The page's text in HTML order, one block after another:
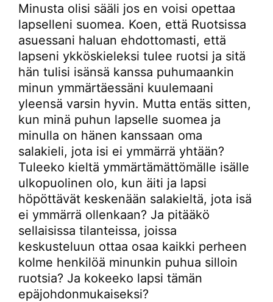
Minusta olisi sääli jos en voisi opettaa
lapselleni suomea. Koen, että Ruotsissa
asuessani haluan ehdottomasti, että
lapseni ykköskieleksi tulee ruotsi ja sitä
hän tulisi isänsä kanssa puhumaankin
minun ymmärtäessäni kuulemaani
yleensä varsin hyvin. Mutta entäs sitten,
kun minä puhun lapselle suomea ja
minulla on hänen kanssaan oma
salakieli, jota isi ei ymmärrä yhtään?
Tuleeko kieltä ymmärtämättömälle isälle
ulkopuolinen olo, kun äiti ja lapsi
höpöttävät keskenään salakieltä, jota isä
ei ymmärrä ollenkaan? Ja pitääkö
sellaisissa tilanteissa, joissa
keskusteluun ottaa osaa kaikki perheen
kolme henkilöä minunkin puhua silloin
ruotsia? Ja kokeeko lapsi tämän
epäjohdonmukaiseksi?